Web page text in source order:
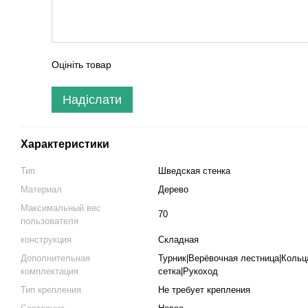
Оцініть товар
Надіслати
Характеристики
Тип
Шведская стенка
Материал
Дерево
Максимальный вес
пользователя
70
конструкция
Складная
Дополнительная
комплектация
Турник|Верёвочная
сетка|Рукоход
Тип крепления
Не требует крепления